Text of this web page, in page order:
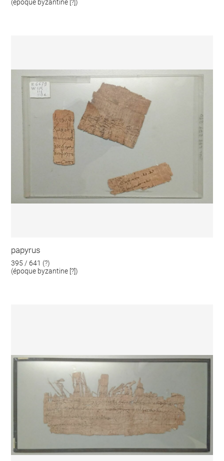
(époque byzantine [?])
papyrus
395 / 641 (?)
(époque byzantine [?])